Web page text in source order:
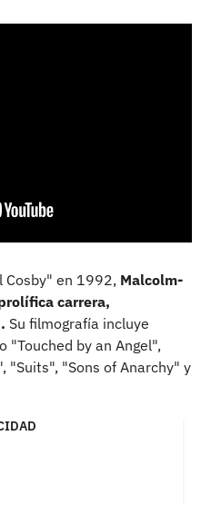
Cosby" en 1992, Malcolm-
carrera,
Su filmografía incluye
"Touched by an Angel",
"Suits", "Sons of Anarchy" y